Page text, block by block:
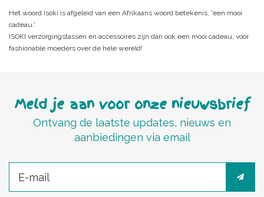
Het woord Isoki is afgeleid van een Afrikaans woord betekenis, 'een mooi
cadeau.'
ISOKI verzorgingstassen en accessoires zijn dan ook een mooi cadeau, voor
fashionable moeders over de hele wereld!
Meld je aan voor onze nieuwsbrief
Ontvang de laatste updates, nieuws en
aanbiedingen via email